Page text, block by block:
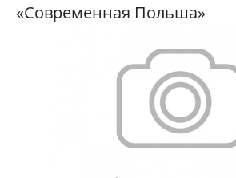
«Современная Польша»